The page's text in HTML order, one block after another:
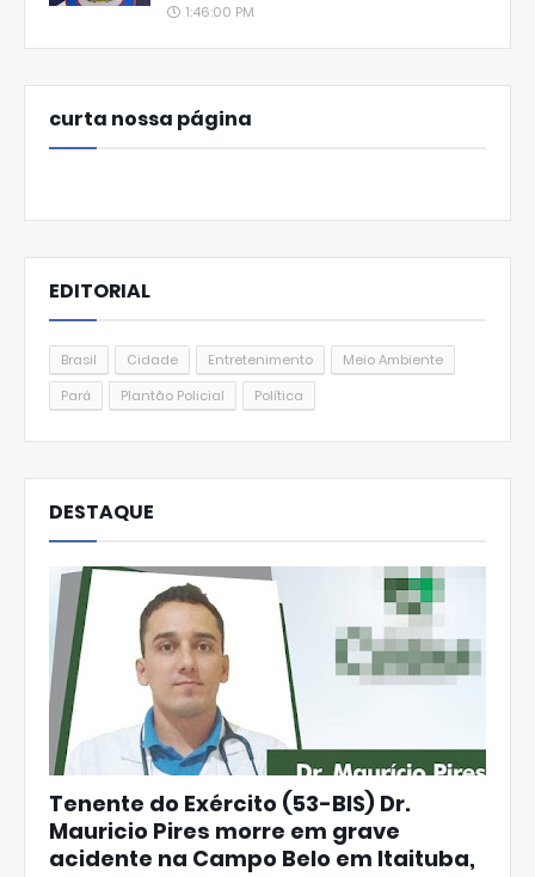
1:46:00 PM
curta nossa página
EDITORIAL
Brasil Cidade Entretenimento
Meio Ambiente
Pará
Plantão Policial Política
DESTAQUE
Tenente do Exército (53-BIS) Dr.
Mauricio Pires morre em grave
acidente na Campo Belo em Itaituba,